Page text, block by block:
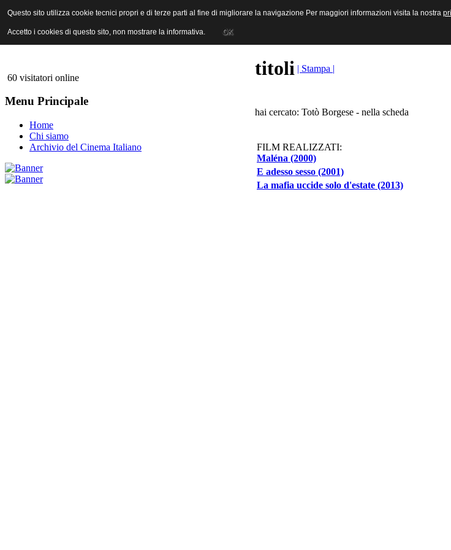
ANICA | Associazione Nazionale Industrie Cinematografiche Audiovisive e Multimediali
60 visitatori online
Menu Principale
Home
Chi siamo
Archivio del Cinema Italiano
titoli | Stampa |
hai cercato: Totò Borgese - nella scheda
FILM REALIZZATI:
Maléna (2000)
E adesso sesso (2001)
La mafia uccide solo d'estate (2013)
Questo sito utilizza cookie tecnici propri e di terze parti al fine di migliorare la navigazione Per maggiori informazioni visita la nostra
Accetto i cookies di questo sito, non mostrare la informativa. OK
Questo sito utilizza cookie tecnici propri e di terze parti al fine di migliorare la navigazione Per maggiori informazioni visita la nostra
Accetto i cookies di questo sito, non mostrare la informativa. OK